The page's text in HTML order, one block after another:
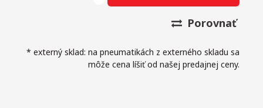
Porovnať
* externý sklad: na pneumatikách z externého skladu sa
môže cena líšiť od našej predajnej ceny.